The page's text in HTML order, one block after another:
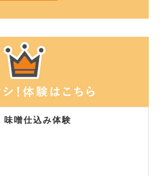
味噌仕込み体験